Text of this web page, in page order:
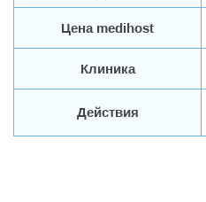
Цена medihost
Клиника
Действия